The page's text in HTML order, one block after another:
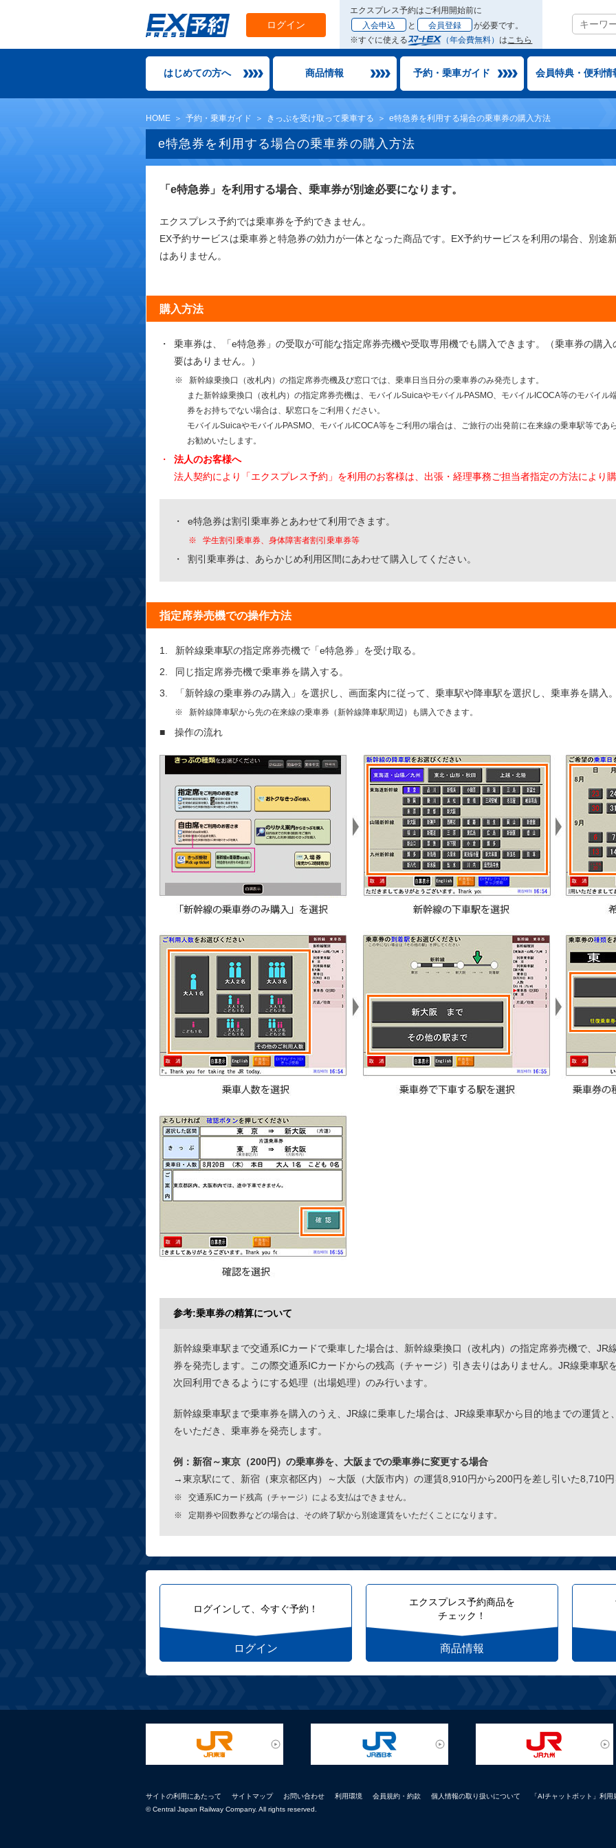
ログイン
エクスプレス予約はご利用開始前に
入会申込
と 会員登録
が必要です。
※すぐに使える
（年会費無料）はこちら
はじめての方へ 商品情報 予約・乗車ガイド 会員特典・便利情
HOME 予約・乗車ガイド きっぷを受け取って乗車する e特急券を利用する場合の乗車券の購入方法
e特急券を利用する場合の乗車券の購入方法
「e特急券」を利用する場合、乗車券が別途必要になります。
エクスプレス予約では乗車券を予約できません。
EX予約サービスは乗車券と特急券の効力が一体となった商品です。EX予約サービスを利用の場合、別途
はありません。
購入方法
乗車券は、「e特急券」の受取が可能な指定席券売機や受取専用機でも購入できます。（乗車券の購
要はありません。）
新幹線乗換口（改札内）の指定席券売機及び窓口では、乗車日当日分の乗車券のみ発売します。
また新幹線乗換口（改札内）の指定席券売機は、モバイルSuicaやモバイルPASMO、モバイルICOCA等のモバイル
券をお持ちでない場合は、駅窓口をご利用ください。
モバイルSuicaやモバイルPASMO、モバイルICOCA等をご利用の場合は、ご旅行の出発前に在来線の乗車駅等であ
お勧めいたします。
法人のお客様へ
法人契約により「エクスプレス予約」を利用のお客様は、出張・経理事務ご担当者指定の方法により
e特急券は割引乗車券とあわせて利用できます。
学生割引乗車券、身体障害者割引乗車券等
割引乗車券は、あらかじめ利用区間にあわせて購入してください。
指定席券売機での操作方法
新幹線乗車駅の指定席券売機で「e特急券」を受け取る。
同じ指定席券売機で乗車券を購入する。
「新幹線の乗車券のみ購入」を選択し、画面案内に従って、乗車駅や降車駅を選択し、乗車券を購入
新幹線降車駅から先の在来線の乗車券（新幹線降車駅周辺）も購入できます。
■ 操作の流れ
参考:乗車券の精算について
新幹線乗車駅まで交通系ICカードで乗車した場合は、新幹線乗換口（改札内）の指定席券売機で、JR
券を発売します。この際交通系ICカードからの残高（チャージ）引き去りはありません。JR線乗車駅
次回利用できるようにする処理（出場処理）のみ行います。
新幹線乗車駅まで乗車券を購入のうえ、JR線に乗車した場合は、JR線乗車駅から目的地までの運賃と
をいただき、乗車券を発売します。
例：新宿～東京（200円）の乗車券を、大阪までの乗車券に変更する場合
→東京駅にて、新宿（東京都区内）～大阪（大阪市内）の運賃8,910円から200円を差し引いた8,710
交通系ICカード残高（チャージ）による支払はできません。
定期券や回数券などの場合は、その終了駅から別途運賃をいただくことになります。
ログインして、今すぐ予約！
ログイン
エクスプレス予約商品を
チェック！
商品情報
サイトの利用にあたって サイトマップ お問い合わせ 利用環境 会員規約・約款 個人情報の取り扱いについて
「AIチャットボット」利用
© Central Japan Railway Company. All rights reserved.